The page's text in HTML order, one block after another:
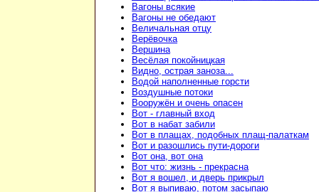
Вагоны всякие
Вагоны не обедают
Величальная отцу
Верёвочка
Вершина
Весёлая покойницкая
Видно, острая заноза...
Водой наполненные горсти
Воздушные потоки
Вооружён и очень опасен
Вот - главный вход
Вот в набат забили
Вот в плащах, подобных плащ-палаткам
Вот и разошлись пути-дороги
Вот она, вот она
Вот что: жизнь - прекрасна
Вот я вошел, и дверь прикрыл
Вот я выпиваю, потом засыпаю